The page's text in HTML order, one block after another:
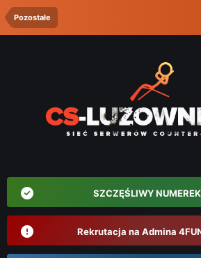
Pozostałe
SZCZĘŚLIWY
Rekrutacja na Admina